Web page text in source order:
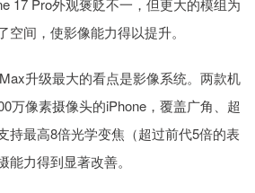
17 Pro外观褒贬不一，但更大的模组为
间，使影像能力得以提升。
升级最大的看点是影像系统。两款机
万像素摄像头的iPhone，覆盖广角、超
持最高8倍光学变焦（超过前代5倍的表
力得到显著改善。